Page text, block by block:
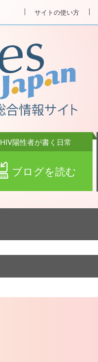
サイトの使い方
ブログを読む
HIV陽性者が書く日常